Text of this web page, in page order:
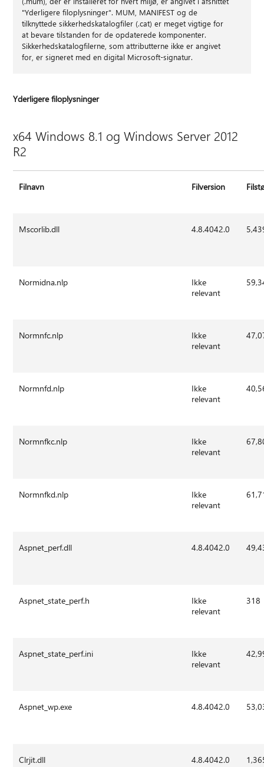
"Yderligere filoplysninger". MUM, MANIFEST og de
tilknyttede sikkerhedskatalogfiler (.cat) er meget vigtige for
at bevare tilstanden for de opdaterede komponenter.
Sikkerhedskatalogfilerne, som attributterne ikke er angivet
for, er signeret med en digital Microsoft-signatur.
Yderligere filoplysninger
x64 Windows 8.1 og Windows Server 2012
R2
Filnavn Filversion
Mscorlib.dll 4.8.4042.0
Normidna.nlp
Ikke
relevant
Normnfc.nlp
Ikke
relevant
Normnfd.nlp
Ikke
relevant
Normnfkc.nlp
Ikke
relevant
Normnfkd.nlp
Ikke
relevant
Aspnet_perf.dll 4.8.4042.0
Aspnet_state_perf.h
Ikke
relevant
318
Aspnet_state_perf.ini
Ikke
relevant
Aspnet_wp.exe 4.8.4042.0
Clrjit.dll 4.8.4042.0